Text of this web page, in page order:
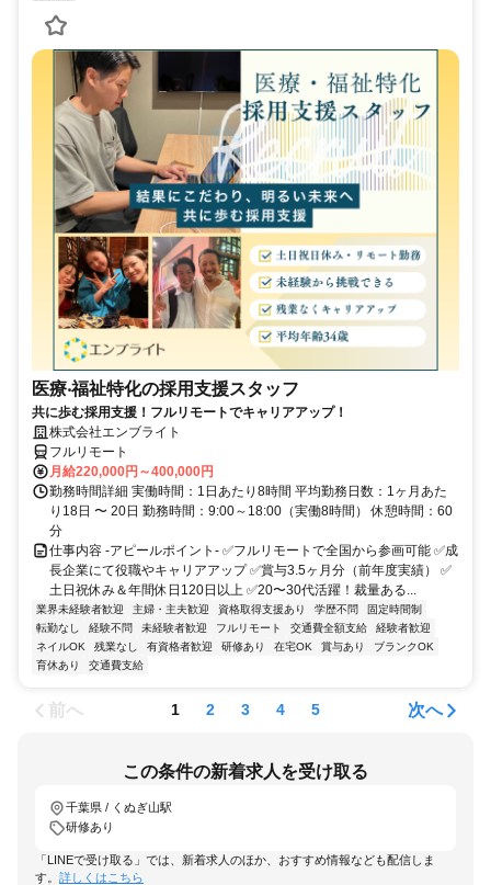
医療‧福祉特化の採用支援スタッフ
共に歩む採用支援！フルリモートでキャリアアップ！
株式会社エンブライト
フルリモート
月給220,000円～400,000円
勤務時間詳細 実働時間：1日あたり8時間 平均勤務日数：1ヶ月あた
り18日 〜 20日 勤務時間：9:00～18:00（実働8時間） 休憩時間：60
分
仕事内容 -アピールポイント- ✅フルリモートで全国から参画可能 ✅成
長企業にて役職やキャリアアップ ✅賞与3.5ヶ月分（前年度実績） ✅
土日祝休み＆年間休日120日以上 ✅20〜30代活躍！裁量ある...
業界未経験者歓迎 主婦・主夫歓迎 資格取得支援あり 学歴不問
固定時間制
転勤なし
経験不問 未経験者歓迎 フルリモート 交通費全額支給
経験者歓迎
ネイルOK
残業なし 有資格者歓迎 研修あり 在宅OK 賞与あり
ブランクOK
育休あり
交通費支給
前へ 1 2 3 4 5 次へ
この条件の新着求人を受け取る
千葉県 / くぬぎ山駅
研修あり
「LINEで受け取る」では、新着求人のほか、おすすめ情報なども配信しま
す。 詳しくはこちら